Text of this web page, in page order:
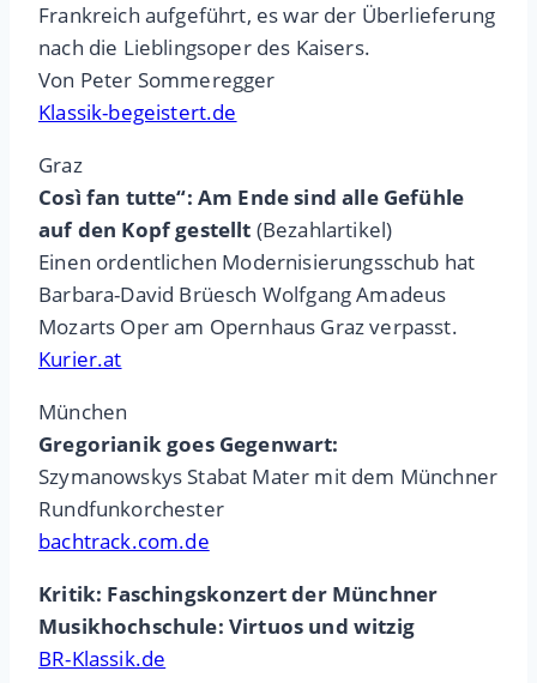
Frankreich aufgeführt, es war der Überlieferung
nach die Lieblingsoper des Kaisers.
Von Peter Sommeregger
Klassik-begeistert.de
Graz
Così fan tutte“: Am Ende sind alle Gefühle
auf den Kopf gestellt (Bezahlartikel)
Einen ordentlichen Modernisierungsschub hat
Barbara-David Brüesch Wolfgang Amadeus
Mozarts Oper am Opernhaus Graz verpasst.
Kurier.at
München
Gregorianik goes Gegenwart:
Szymanowskys Stabat Mater mit dem Münchner
Rundfunkorchester
bachtrack.com.de
Kritik: Faschingskonzert der Münchner
Musikhochschule: Virtuos und witzig
BR-Klassik.de